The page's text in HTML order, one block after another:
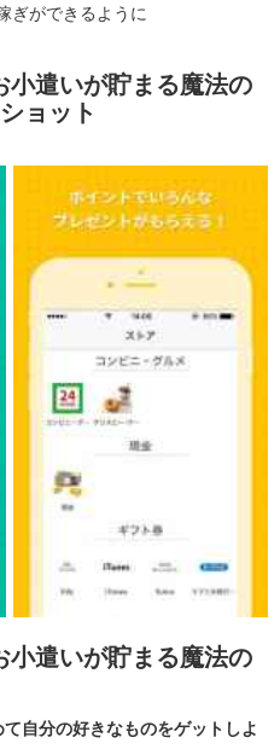
ぎができるように
遣いが貯まる魔法の
ョット
遣いが貯まる魔法の
自分の好きなものをゲットしよ